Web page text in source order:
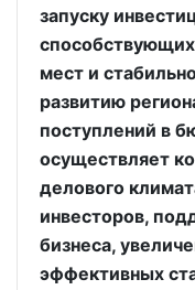
запуску
мест и
развитию
поступлений в
осуществляет
делового
инвесторов,
бизнеса,
эффективных